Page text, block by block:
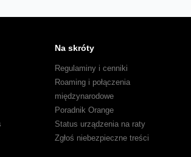
Na skróty
Regulaminy i cenniki
Roaming i połączenia
międzynarodowe
Poradnik Orange
Status urządzenia na raty
Zgłoś niebezpieczne treści